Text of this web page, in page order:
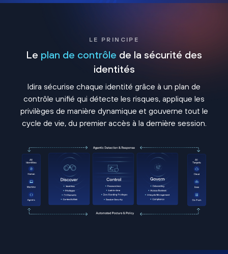
LE PRINCIPE
Le plan de contrôle de la sécurité des
identités
Idira sécurise chaque identité grâce à un plan de
contrôle unifié qui détecte les risques, applique les
privilèges de manière dynamique et gouverne tout le
cycle de vie, du premier accès à la dernière session.